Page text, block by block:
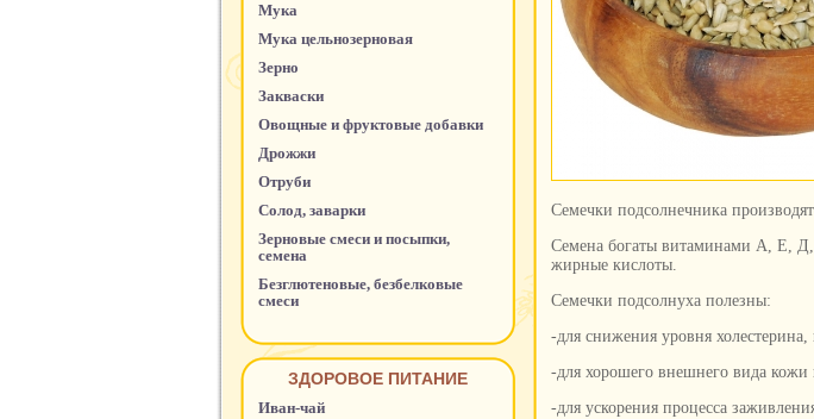
Мука
Мука цельнозерновая
Зерно
Закваски
Овощные и фруктовые добавки
Дрожжи
Отруби
Солод, заварки
Зерновые смеси и посыпки,
семена
Безглютеновые, безбелковые
смеси
ЗДОРОВОЕ ПИТАНИЕ
Иван-чай
Семечки подсолнечника
Семена богаты витаминами А, Е,
жирные кислоты.
Семечки подсолнуха полезны:
-для снижения уровня холестерина,
-для хорошего внешнего вида кожи
-для ускорения процесса